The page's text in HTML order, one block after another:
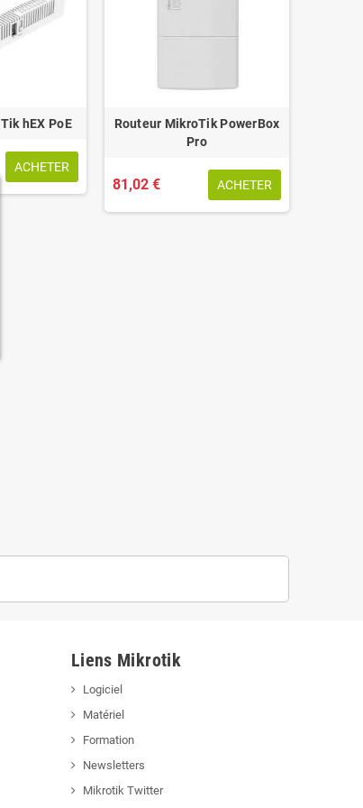
hEX PoE
ACHETER
Routeur MikroTik PowerBox
Pro
81,02 € ACHETER
Liens Mikrotik
Logiciel
Matériel
Formation
Newsletters
Mikrotik Twitter